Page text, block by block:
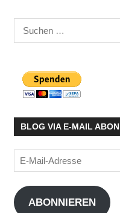
Suchen
nach:
BLOG VIA E-MAIL
E-
Mail-
Adresse
ABONNIEREN